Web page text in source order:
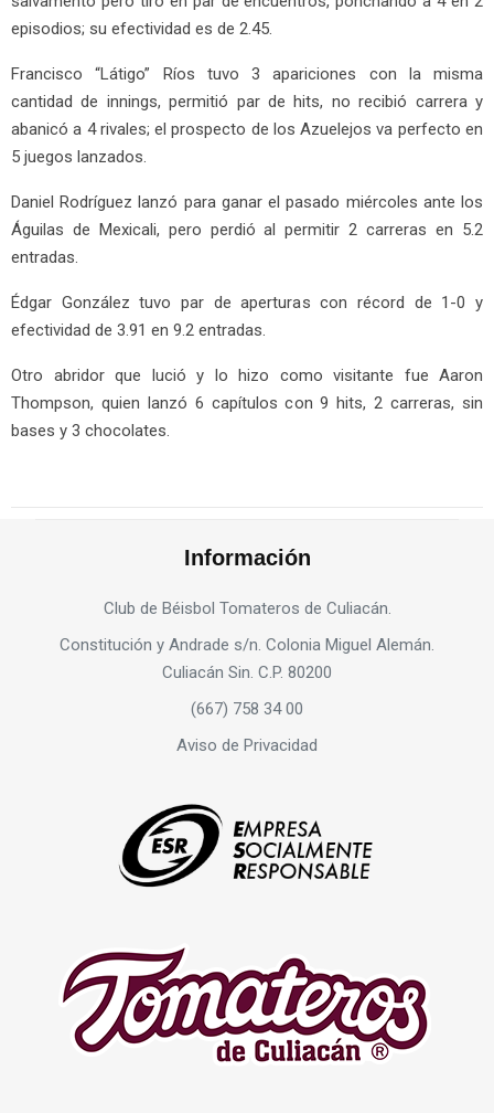
episodios; su efectividad es de 2.45.
Francisco “Látigo” Ríos tuvo 3 apariciones con la misma
cantidad de innings, permitió par de hits, no recibió carrera y
abanicó a 4 rivales; el prospecto de los Azuelejos va perfecto en
5 juegos lanzados.
Daniel Rodríguez lanzó para ganar el pasado miércoles ante los
Águilas de Mexicali, pero perdió al permitir 2 carreras en 5.2
entradas.
Édgar González tuvo par de aperturas con récord de 1-0 y
efectividad de 3.91 en 9.2 entradas.
Otro abridor que lució y lo hizo como visitante fue Aaron
Thompson, quien lanzó 6 capítulos con 9 hits, 2 carreras, sin
bases y 3 chocolates.
Información
Club de Béisbol Tomateros de Culiacán.
Constitución y Andrade s/n. Colonia Miguel Alemán.
Culiacán Sin. C.P. 80200
(667) 758 34 00
Aviso de Privacidad